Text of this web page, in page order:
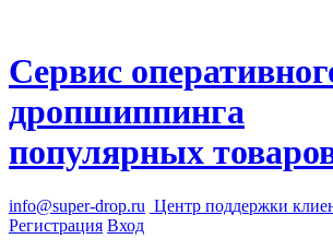
Сервис
дропшиппинга
популярных
info@super-drop.ru Центр поддержки
Регистрация Вход